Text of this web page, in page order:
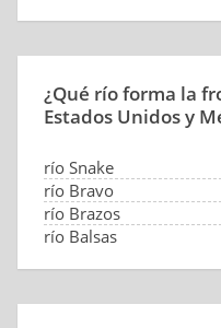
¿Qué río forma la
Estados Unidos y
río Snake
río Bravo
río Brazos
río Balsas